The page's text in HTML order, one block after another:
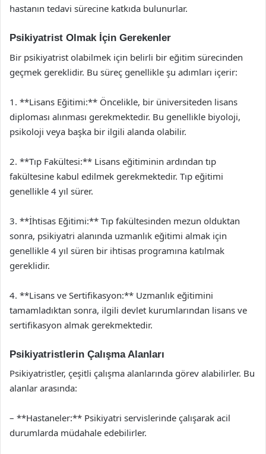
hastanın tedavi sürecine katkıda bulunurlar.
Psikiyatrist Olmak İçin Gerekenler
Bir psikiyatrist olabilmek için belirli bir eğitim sürecinden
geçmek gereklidir. Bu süreç genellikle şu adımları içerir:
1. **Lisans Eğitimi:** Öncelikle, bir üniversiteden lisans
diploması alınması gerekmektedir. Bu genellikle biyoloji,
psikoloji veya başka bir ilgili alanda olabilir.
2. **Tıp Fakültesi:** Lisans eğitiminin ardından tıp
fakültesine kabul edilmek gerekmektedir. Tıp eğitimi
genellikle 4 yıl sürer.
3. **İhtisas Eğitimi:** Tıp fakültesinden mezun olduktan
sonra, psikiyatri alanında uzmanlık eğitimi almak için
genellikle 4 yıl süren bir ihtisas programına katılmak
gereklidir.
4. **Lisans ve Sertifikasyon:** Uzmanlık eğitimini
tamamladıktan sonra, ilgili devlet kurumlarından lisans ve
sertifikasyon almak gerekmektedir.
Psikiyatristlerin Çalışma Alanları
Psikiyatristler, çeşitli çalışma alanlarında görev alabilirler. Bu
alanlar arasında:
– **Hastaneler:** Psikiyatri servislerinde çalışarak acil
durumlarda müdahale edebilirler.